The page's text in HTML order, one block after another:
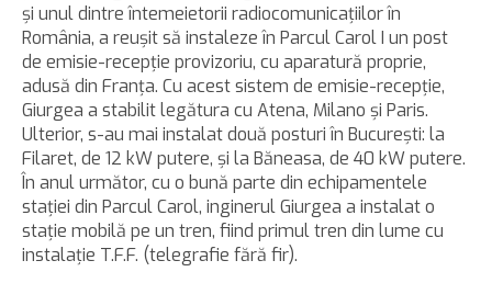
şi unul dintre întemeietorii radiocomunicaţiilor în
România, a reuşit să instaleze în Parcul Carol I un post
de emisie-recepţie provizoriu, cu aparatură proprie,
adusă din Franţa. Cu acest sistem de emisie-recepţie,
Giurgea a stabilit legătura cu Atena, Milano şi Paris.
Ulterior, s-au mai instalat două posturi în Bucureşti: la
Filaret, de 12 kW putere, şi la Băneasa, de 40 kW putere.
În anul următor, cu o bună parte din echipamentele
staţiei din Parcul Carol, inginerul Giurgea a instalat o
staţie mobilă pe un tren, fiind primul tren din lume cu
instalaţie T.F.F. (telegrafie fără fir).